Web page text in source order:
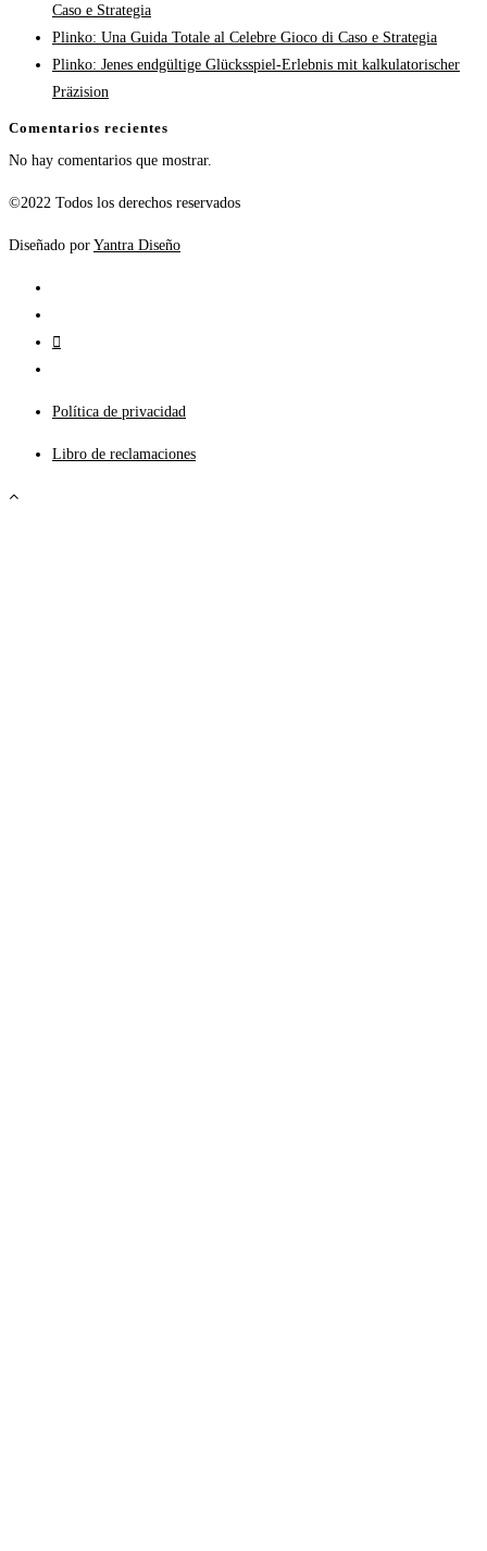
Caso e Strategia
Plinko: Una Guida Totale al Celebre Gioco di Caso e Strategia
Plinko: Jenes endgültige Glücksspiel-Erlebnis mit kalkulatorischer
Präzision
Comentarios recientes
No hay comentarios que mostrar.
©2022 Todos los derechos reservados
Diseñado por Yantra Diseño
Política de privacidad
Libro de reclamaciones